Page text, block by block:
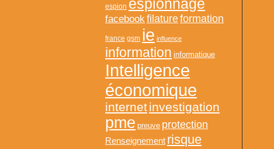
espion espionnage
facebookfilatureformation
france gsm ie influence
information informatique
Intelligence
économique
internetinvestigation
pme preuve protection
Renseignement risque